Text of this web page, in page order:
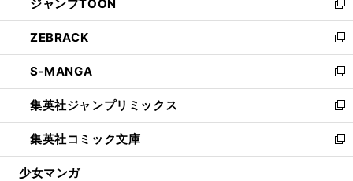
く
で
開
く
ド
ウ
で
開
く
ィ
ン
ド
ウ
で
開
く
い
ウ
ィ
ン
ド
ウ
で
開
く
ジャンプTOON
新
し
い
ウ
ィ
ン
ド
ウ
で
開
ZEBRACK
新
し
い
ウ
ィ
ン
ド
ウ
S-MANGA
新
し
い
ウ
ィ
ン
集英社ジャンプリミックス
新
し
い
ウ
集英社コミック文庫
新
し
少女マンガ